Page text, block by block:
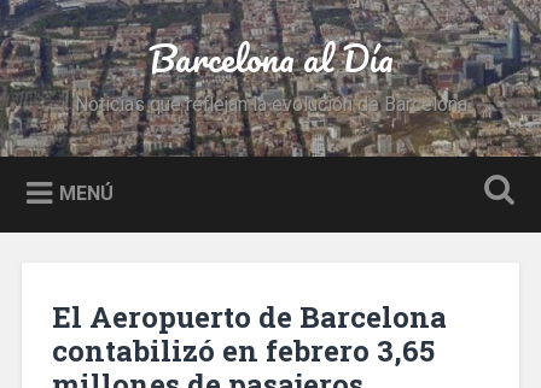
Saltar
al
contenido
Buscar Barcelona al Día
Noticias que reflejan la evolución de Barcelona
MENÚ
El Aeropuerto de Barcelona
contabilizó en febrero 3,65